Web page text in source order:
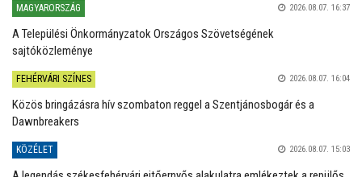
MAGYARORSZÁG 2026.08.07. 16:37
A Települési Önkormányzatok Országos Szövetségének
sajtóközleménye
FEHÉRVÁRI SZÍNES 2026.08.07. 16:04
Közös bringázásra hív szombaton reggel a Szentjánosbogár és a
Dawnbreakers
KÖZÉLET 2026.08.07. 15:03